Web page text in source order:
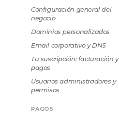
Configuración general del
negocio
Dominios personalizados
Email corporativo y DNS
Tu suscripción: facturación y
pagos
Usuarios administradores y
permisos
PAGOS